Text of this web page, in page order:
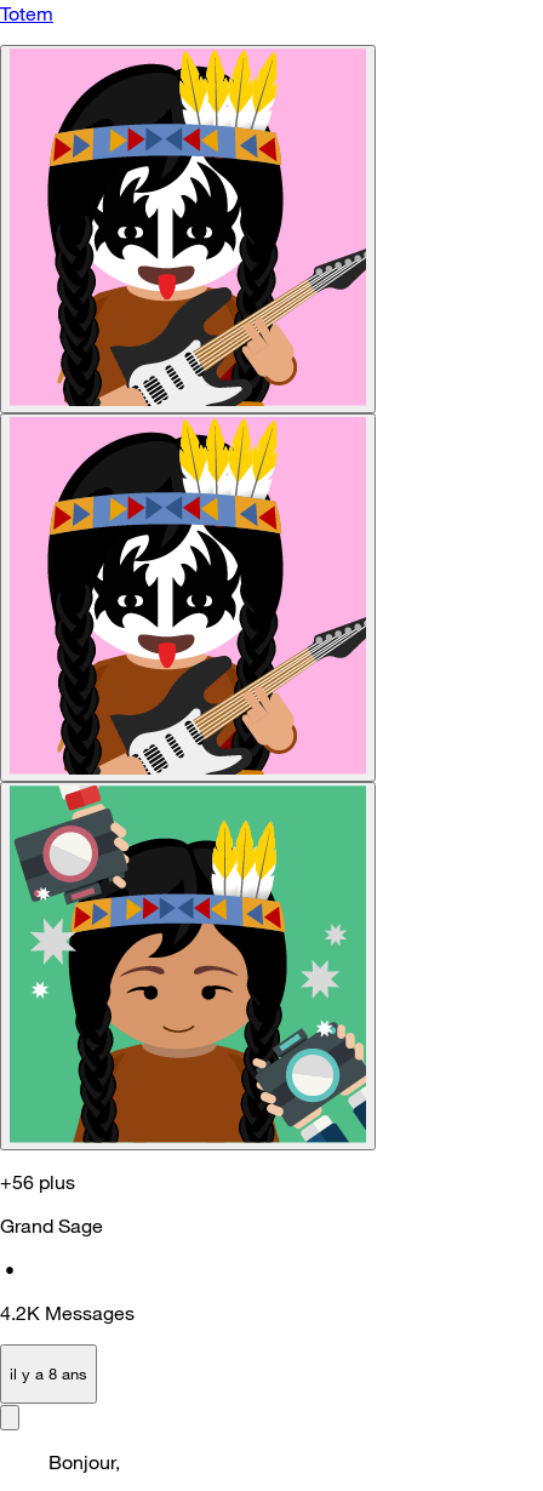
Totem
+56 plus
Grand Sage
•
4.2K Messages
il y a 8 ans
Bonjour,